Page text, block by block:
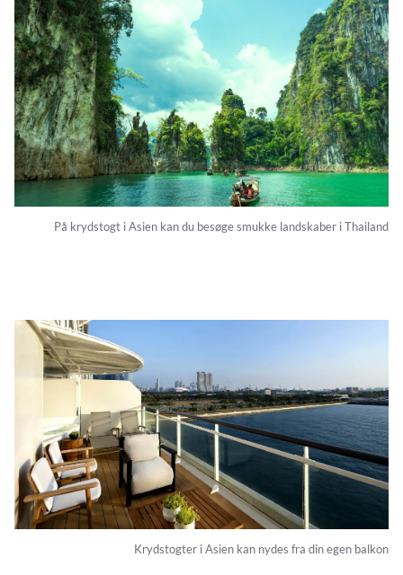
På krydstogt i Asien kan du besøge smukke landskaber i Thailand
Krydstogter i Asien kan nydes fra din egen balkon